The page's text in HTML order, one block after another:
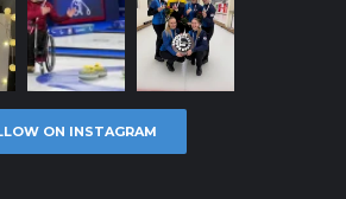
ON INSTAGRAM